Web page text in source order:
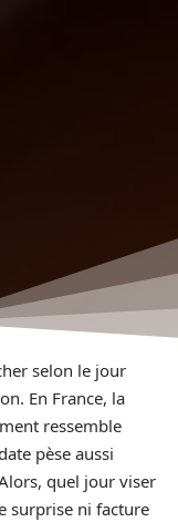
selon le jour
En France, la
ressemble
pèse aussi
quel jour viser
surprise ni facture